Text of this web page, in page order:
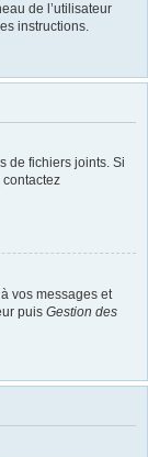
de l’utilisateur
instructions.
de fichiers joints. Si
contactez
vos messages et
puis Gestion des